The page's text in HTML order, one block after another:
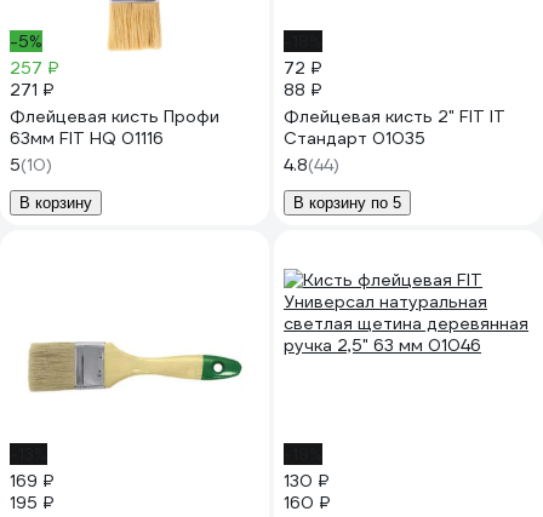
-5%
257 ₽
271 ₽
Флейцевая кисть Профи
63мм FIT HQ 01116
5(10)
В корзину
72 ₽
88 ₽
Флейцевая кисть 2" FIT IT
Стандарт 01035
4.8(44)
В корзину по 5
169 ₽
195 ₽
130 ₽
160 ₽